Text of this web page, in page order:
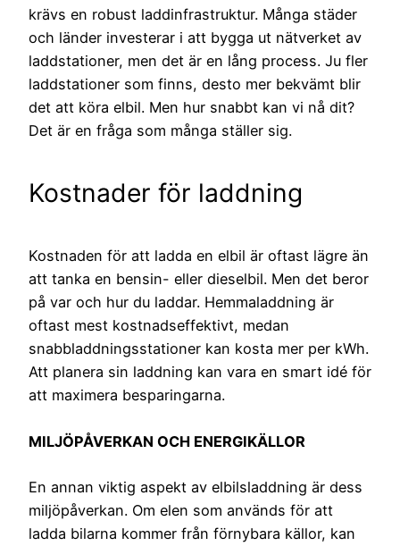
krävs en robust laddinfrastruktur. Många städer
och länder investerar i att bygga ut nätverket av
laddstationer, men det är en lång process. Ju fler
laddstationer som finns, desto mer bekvämt blir
det att köra elbil. Men hur snabbt kan vi nå dit?
Det är en fråga som många ställer sig.
Kostnader för laddning
Kostnaden för att ladda en elbil är oftast lägre än
att tanka en bensin- eller dieselbil. Men det beror
på var och hur du laddar. Hemmaladdning är
oftast mest kostnadseffektivt, medan
snabbladdningsstationer kan kosta mer per kWh.
Att planera sin laddning kan vara en smart idé för
att maximera besparingarna.
MILJÖPÅVERKAN OCH ENERGIKÄLLOR
En annan viktig aspekt av elbilsladdning är dess
miljöpåverkan. Om elen som används för att
ladda bilarna kommer från förnybara källor, kan